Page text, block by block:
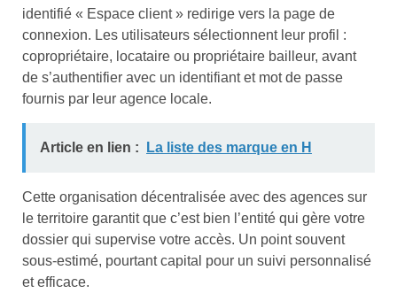
identifié « Espace client » redirige vers la page de
connexion. Les utilisateurs sélectionnent leur profil :
copropriétaire, locataire ou propriétaire bailleur, avant
de s’authentifier avec un identifiant et mot de passe
fournis par leur agence locale.
Article en lien : La liste des marque en H
Cette organisation décentralisée avec des agences sur
le territoire garantit que c’est bien l’entité qui gère votre
dossier qui supervise votre accès. Un point souvent
sous-estimé, pourtant capital pour un suivi personnalisé
et efficace.